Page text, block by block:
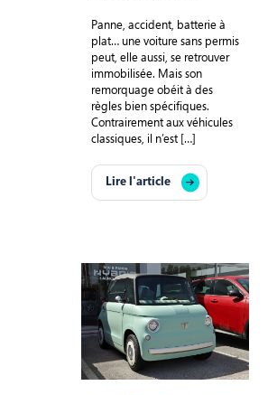
Panne, accident, batterie à
plat… une voiture sans permis
peut, elle aussi, se retrouver
immobilisée. Mais son
remorquage obéit à des
règles bien spécifiques.
Contrairement aux véhicules
classiques, il n’est […]
Lire l'article